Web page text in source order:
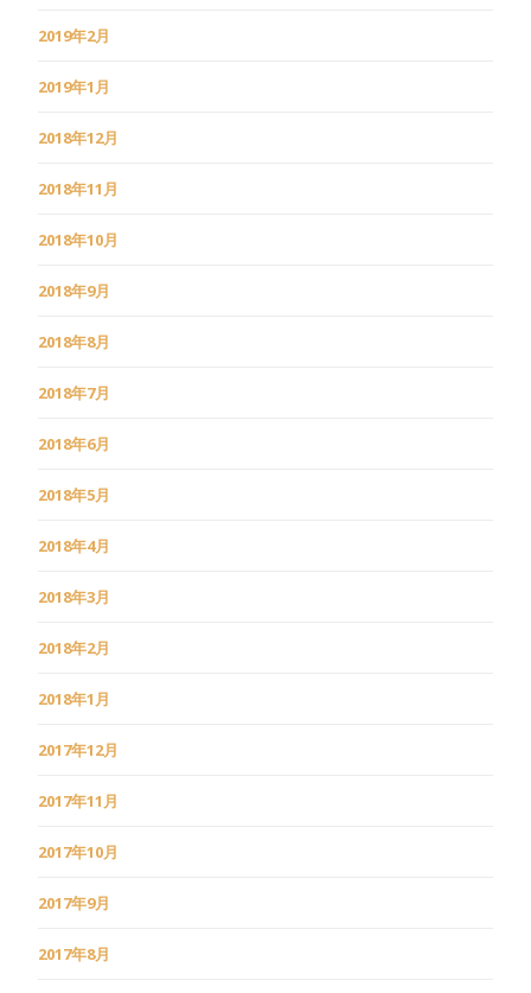
2019年2月
2019年1月
2018年12月
2018年11月
2018年10月
2018年9月
2018年8月
2018年7月
2018年6月
2018年5月
2018年4月
2018年3月
2018年2月
2018年1月
2017年12月
2017年11月
2017年10月
2017年9月
2017年8月